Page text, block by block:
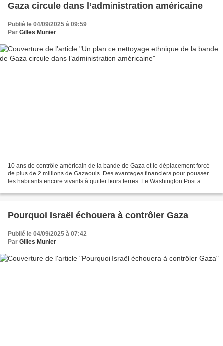
Gaza circule dans l’administration américaine
Publié le 04/09/2025 à 09:59
Par Gilles Munier
10 ans de contrôle américain de la bande de Gaza et le déplacement forcé
de plus de 2 millions de Gazaouis. Des avantages financiers pour pousser
les habitants encore vivants à quitter leurs terres. Le Washington Post a
Pourquoi Israël échouera à contrôler Gaza
Publié le 04/09/2025 à 07:42
Par Gilles Munier